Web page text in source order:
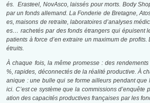
és. Erasteel, NovAsco, laissés pour morts. Body
par un fonds allemand. La Fonderie de Bretagne,
es, maisons de retraite, laboratoires d’analyses
es… rachetés par des fonds étrangers qui épuisent
patients à force d’en extraire un maximum de profits.
étruits.
À chaque fois, la même promesse : des
%, rapides, déconnectés de la réalité productive. À
anique : une bulle qui se forme ailleurs pendant que
ici. C’est ce système que la commissions d’enquête
ation des capacités productives françaises par les